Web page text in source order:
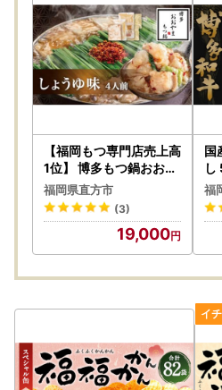
【ヤマト運輸」お届け先変更（
て】
ヤマト運輸のサービス変更に伴
受付分より、届け先変更（転送
先までの運賃が着払い」となり
お申し込みの際は、届け先のご
注意ください。
贈答先へお届けの場合も「受取
となります。
何卒ご了承いただきますようお
ご登録住所の相違や転居などで
早めにご連絡をお願いいたします
【福岡もつ専門店売上高
1位】 博多もつ鍋おおや
ま もつ鍋 しょうゆ味 4
人前
福岡県直方市
(3)
19,000
国
し
毛
福